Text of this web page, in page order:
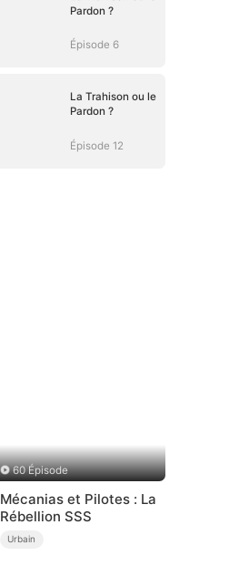
Pardon ?
Épisode 6
La Trahison ou le
Pardon ?
Épisode 12
60 Épisode
Mécanias et Pilotes : La
Rébellion SSS
Urbain